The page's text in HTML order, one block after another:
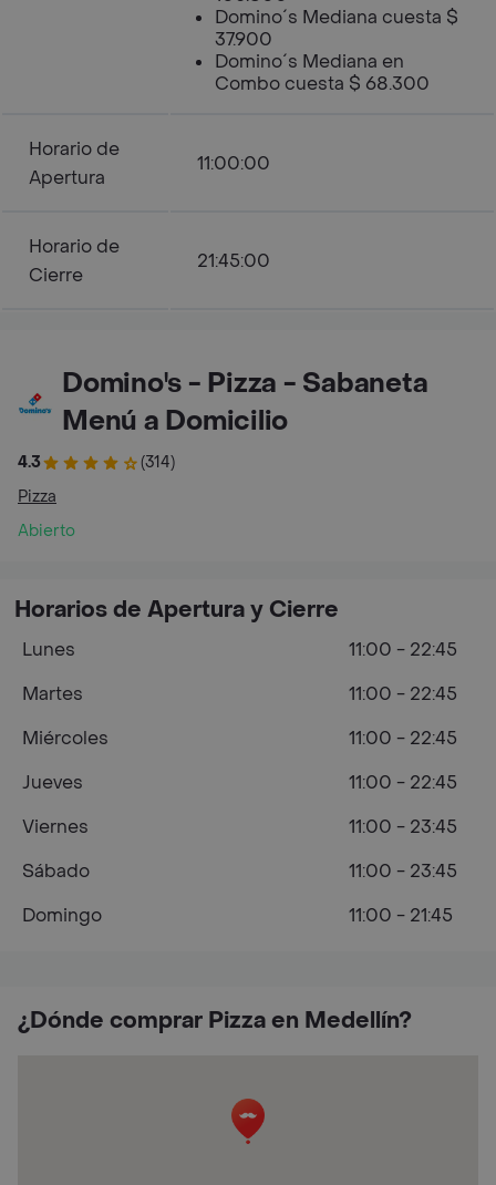
Domino´s Mediana cuesta $
37.900
Domino´s Mediana en
Combo cuesta $ 68.300
Horario de
Apertura
11:00:00
Horario de
Cierre
21:45:00
Domino's - Pizza - Sabaneta
Menú a Domicilio
4.3
(314)
Pizza
Abierto
¿Dónde comprar Pizza en Medellín?
Horarios de Apertura y Cierre
Lunes
11:00 - 22:45
Martes
11:00 - 22:45
Miércoles
11:00 - 22:45
Jueves
11:00 - 22:45
Viernes
11:00 - 23:45
Sábado
11:00 - 23:45
Domingo
11:00 - 21:45